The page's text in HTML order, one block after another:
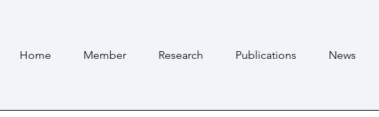
Home Member Research Publications News